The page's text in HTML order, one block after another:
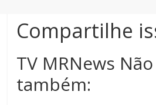
Compartilhe
TV MRNews
também: